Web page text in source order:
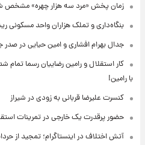
زمان پخش «مرد سه هزار چهره» مشخص
بنگاه‌داری و تملک هزاران واحد مسکونی
جدال بهرام افشاری و امین حیایی در صدر جدول؛ فروش ۴
کار استقلال و رامین رضاییان رسما
با رامین!
کنسرت علیرضا قربانی به زودی در شیراز
حضور پرقدرت یک خارجی در تمرینات
آتش اختلاف در اینستاگرام؛ تمجید از